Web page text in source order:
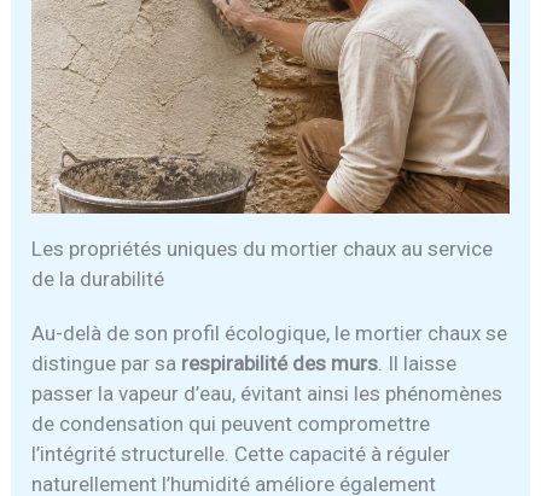
Les propriétés uniques du mortier chaux au service
de la durabilité
Au-delà de son profil écologique, le mortier chaux se
distingue par sa respirabilité des murs . Il laisse
passer la vapeur d’eau, évitant ainsi les phénomènes
de condensation qui peuvent compromettre
l’intégrité structurelle. Cette capacité à réguler
naturellement l’humidité améliore également